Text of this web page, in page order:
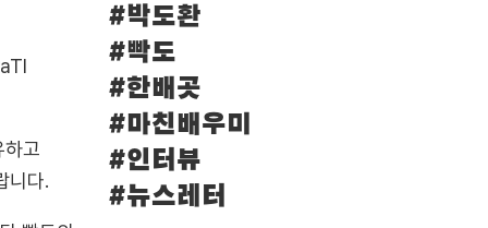
고
니다.
#박도환
#빡도
#한배곳
#마친배우미
#인터뷰
#뉴스레터